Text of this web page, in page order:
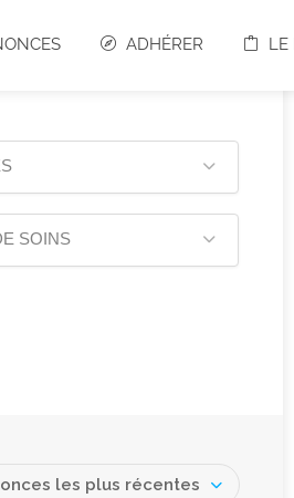
ADHÉRER LE
SOINS
les plus récentes